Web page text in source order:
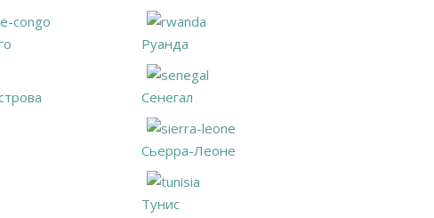
Руанда
Сенегал
Сьерра-Леоне
Тунис